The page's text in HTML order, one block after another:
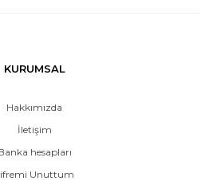
KURUMSAL
Hakkımızda
İletişim
hesapları
Unuttum